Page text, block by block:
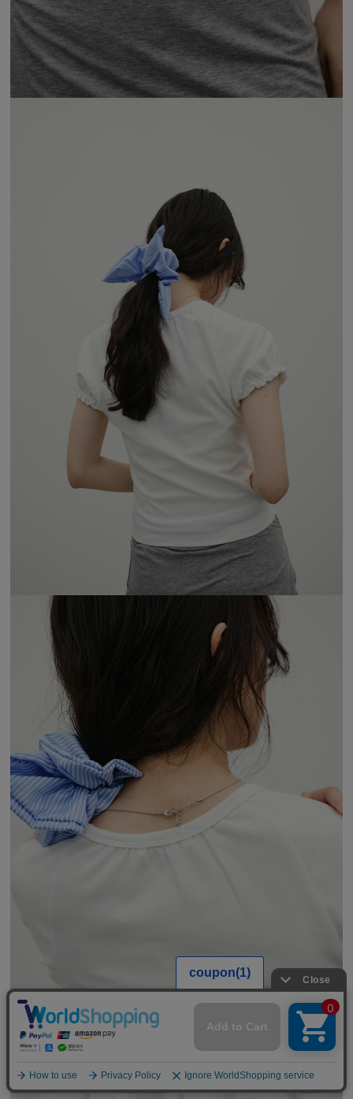
【期間限定】
新規会員登録キャンペーン開催！
8月31日（月）23：59まで
詳しくは
こちら